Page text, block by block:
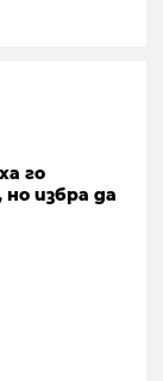
го
избра да